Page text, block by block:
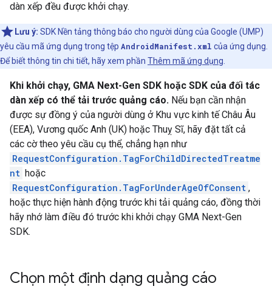
dàn xếp đều được khởi chạy.
Lưu ý: SDK Nền tảng thông báo cho người dùng của Google (UMP)
yêu cầu mã ứng dụng trong tệp AndroidManifest.xml của ứng dụng.
Để biết thông tin chi tiết, hãy xem phần Thêm mã ứng dụng
Khi khởi chạy, GMA Next-Gen SDK hoặc SDK của đối tác
dàn xếp có thể tải trước quảng cáo. Nếu bạn cần nhận
được sự đồng ý của người dùng ở Khu vực kinh tế Châu Âu
(EEA), Vương quốc Anh (UK) hoặc Thuỵ Sĩ, hãy đặt tất cả
các cờ theo yêu cầu cụ thể, chẳng hạn như
RequestConfiguration.TagForChildDirectedTreatme
nt hoặc
RequestConfiguration.TagForUnderAgeOfConsent ,
hoặc thực hiện hành động trước khi tải quảng cáo, đồng thời
hãy nhớ làm điều đó trước khi khởi chạy GMA Next-Gen
SDK.
Chọn một định dạng quảng cáo